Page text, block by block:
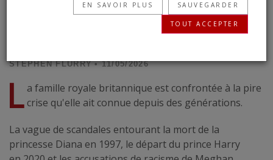
la Grande-Bretagne n'abolisse sa monarchie,
qui fait l'objet de tant de scandales ?
STEPHEN FLURRY • 11/05/2026
L a famille royale britannique est confrontée à la pire
crise qu'elle ait connue depuis des générations.
La vague de scandales entourant la mort de la
princesse Diana en 1997, le départ du prince Harry
EN SAVOIR PLUS SAUVEGARDER
TOUT ACCEPTER